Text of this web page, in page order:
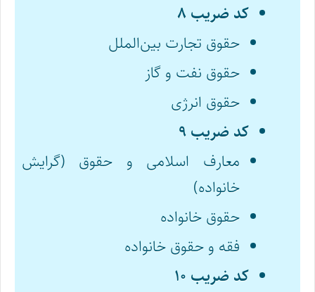
کد ضریب ۸
حقوق تجارت بین‌الملل
حقوق نفت و گاز
حقوق انرژی
کد ضریب ۹
معارف اسلامی و حقوق (گرایش
خانواده)
حقوق خانواده
فقه و حقوق خانواده
کد ضریب ۱۰